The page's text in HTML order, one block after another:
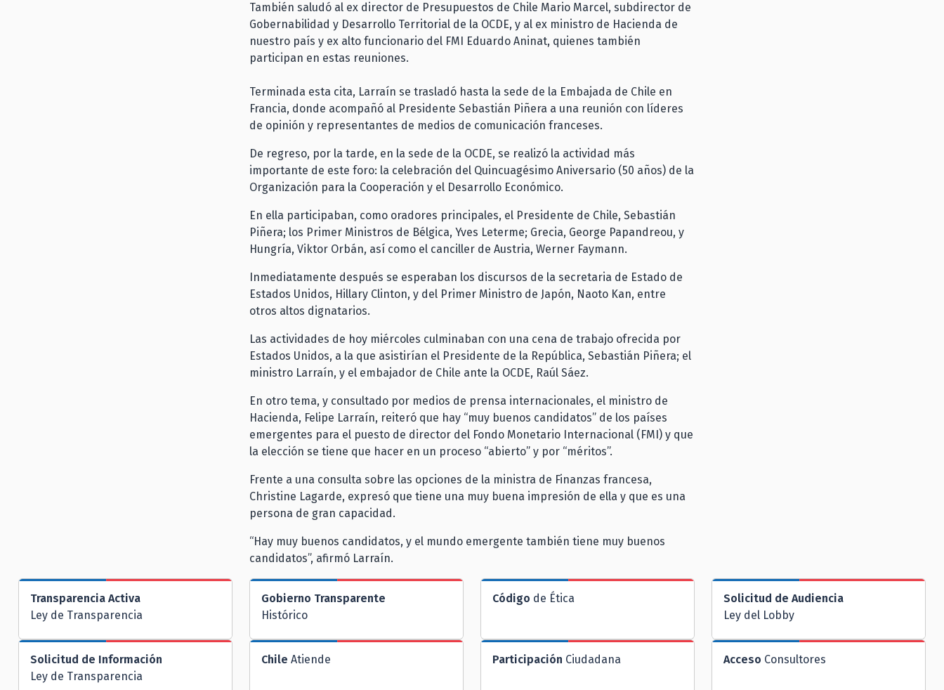
También saludó al ex director de Presupuestos de Chile Mario Marcel, subdirector de
Gobernabilidad y Desarrollo Territorial de la OCDE, y al ex ministro de Hacienda de
nuestro país y ex alto funcionario del FMI Eduardo Aninat, quienes también
participan en estas reuniones.
Terminada esta cita, Larraín se trasladó hasta la sede de la Embajada de Chile en
Francia, donde acompañó al Presidente Sebastián Piñera a una reunión con líderes
de opinión y representantes de medios de comunicación franceses.
De regreso, por la tarde, en la sede de la OCDE, se realizó la actividad más
importante de este foro: la celebración del Quincuagésimo Aniversario (50 años) de la
Organización para la Cooperación y el Desarrollo Económico.
En ella participaban, como oradores principales, el Presidente de Chile, Sebastián
Piñera; los Primer Ministros de Bélgica, Yves Leterme; Grecia, George Papandreou, y
Hungría, Viktor Orbán, así como el canciller de Austria, Werner Faymann.
Inmediatamente después se esperaban los discursos de la secretaria de Estado de
Estados Unidos, Hillary Clinton, y del Primer Ministro de Japón, Naoto Kan, entre
otros altos dignatarios.
Las actividades de hoy miércoles culminaban con una cena de trabajo ofrecida por
Estados Unidos, a la que asistirían el Presidente de la República, Sebastián Piñera; el
ministro Larraín, y el embajador de Chile ante la OCDE, Raúl Sáez.
En otro tema, y consultado por medios de prensa internacionales, el ministro de
Hacienda, Felipe Larraín, reiteró que hay “muy buenos candidatos” de los países
emergentes para el puesto de director del Fondo Monetario Internacional (FMI) y que
la elección se tiene que hacer en un proceso “abierto” y por “méritos”.
Frente a una consulta sobre las opciones de la ministra de Finanzas francesa,
Christine Lagarde, expresó que tiene una muy buena impresión de ella y que es una
persona de gran capacidad.
“Hay muy buenos candidatos, y el mundo emergente también tiene muy buenos
candidatos”, afirmó Larraín.
Transparencia Activa
Ley de Transparencia
Gobierno Transparente
Histórico
Código de Ética
Solicitud de Audiencia
Ley del Lobby
Solicitud de Información
Ley de Transparencia
Chile Atiende Participación Ciudadana Acceso Consultores